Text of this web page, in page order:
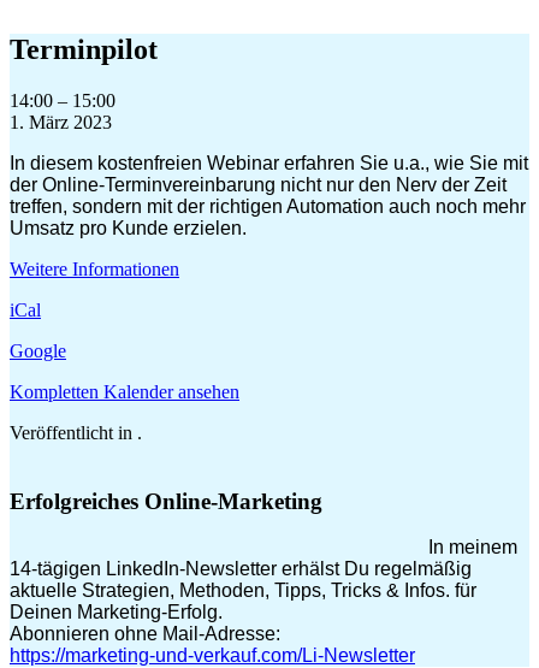
Inhalt
springen
Terminpilot
Terminpilot
14:00 – 15:00
1. März 2023
In diesem kostenfreien Webinar erfahren Sie u.a., wie Sie mit
der Online-Terminvereinbarung nicht nur den Nerv der Zeit
treffen, sondern mit der richtigen Automation auch noch mehr
Umsatz pro Kunde erzielen.
Weitere Informationen
iCal
Google
Kompletten Kalender ansehen
Veröffentlicht in .
Erfolgreiches Online-Marketing
In meinem
14-tägigen LinkedIn-Newsletter erhälst Du regelmäßig
aktuelle Strategien, Methoden, Tipps, Tricks & Infos. für
Deinen Marketing-Erfolg.
Abonnieren ohne Mail-Adresse:
https://marketing-und-verkauf.com/Li-Newsletter